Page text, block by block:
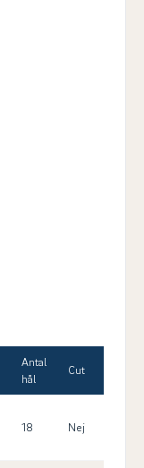
Antal
hål
Cut
18 Nej